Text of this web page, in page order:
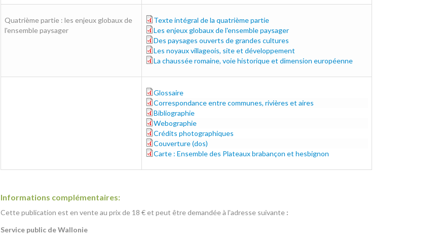
Quatrième partie : les enjeux globaux de
l'ensemble paysager
4e-partie.pdf
Texte intégral de la quatrième partie
04-enjeux-globaux.pdf
Les enjeux globaux de l'ensemble paysager
04-paysages-ouverts.pdf
Des paysages ouverts de grandes cultures
04-noyaux.pdf
Les noyaux villageois, site et développement
04-chaussee-romaine.pdf
La chaussée romaine, voie historique et dimension européenne
glossaire.pdf
Glossaire
correspondances.pdf
Correspondance entre communes, rivières et aires
bibliographie.pdf
Bibliographie
webographie.pdf
Webographie
credits-photo.pdf
Crédits photographiques
couverture_ar.pdf
Couverture (dos)
annexe-carte.pdf
Carte : Ensemble des Plateaux brabançon et hesbignon
Informations complémentaires:
Cette publication est en vente au prix de 18 € et peut être demandée à l'adresse suivante :
Service public de Wallonie